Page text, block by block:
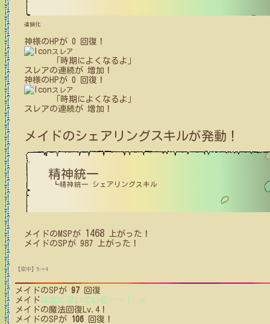
連鎖化
神様の HPが 0 回復！
スレア
「時期によくなるよ」
スレアの連続が 増加！
神様の HPが 0 回復！
スレア
「時期によくなるよ」
スレアの連続が 増加！
メイドのシェアリングスキルが発動！
精神統一
┗精神統一 シェアリングスキル
メイドの MSPが 1468 上がった！
メイドのSPが 987 上がった！
【空中】5→4
メイドのSPが 97 回復
メイド は空に浮いている …… ！ (4)
メイドの魔法回復Lv.4！
メイドのSPが 106 回復！